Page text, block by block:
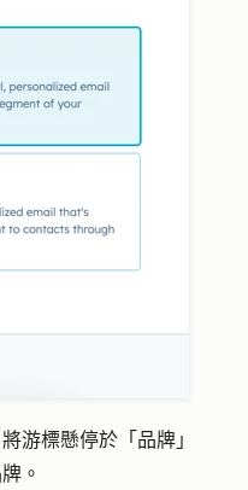
將游標懸停於「 品牌 」
。